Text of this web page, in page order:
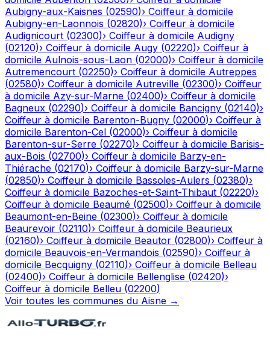
Aubigny-aux-Kaisnes (02590)› Coiffeur à domicile
Aubigny-en-Laonnois (02820)› Coiffeur à domicile
Audignicourt (02300)› Coiffeur à domicile Audigny
(02120)› Coiffeur à domicile Augy (02220)› Coiffeur à
domicile Aulnois-sous-Laon (02000)› Coiffeur à domicile
Autremencourt (02250)› Coiffeur à domicile Autreppes
(02580)› Coiffeur à domicile Autreville (02300)› Coiffeur
à domicile Azy-sur-Marne (02400)› Coiffeur à domicile
Bagneux (02290)› Coiffeur à domicile Bancigny (02140)›
Coiffeur à domicile Barenton-Bugny (02000)› Coiffeur à
domicile Barenton-Cel (02000)› Coiffeur à domicile
Barenton-sur-Serre (02270)› Coiffeur à domicile Barisis-
aux-Bois (02700)› Coiffeur à domicile Barzy-en-
Thiérache (02170)› Coiffeur à domicile Barzy-sur-Marne
(02850)› Coiffeur à domicile Bassoles-Aulers (02380)›
Coiffeur à domicile Bazoches-et-Saint-Thibaut (02220)›
Coiffeur à domicile Beaumé (02500)› Coiffeur à domicile
Beaumont-en-Beine (02300)› Coiffeur à domicile
Beaurevoir (02110)› Coiffeur à domicile Beaurieux
(02160)› Coiffeur à domicile Beautor (02800)› Coiffeur à
domicile Beauvois-en-Vermandois (02590)› Coiffeur à
domicile Becquigny (02110)› Coiffeur à domicile Belleau
(02400)› Coiffeur à domicile Bellenglise (02420)›
Coiffeur à domicile Belleu (02200)
Voir toutes les communes du Aisne →